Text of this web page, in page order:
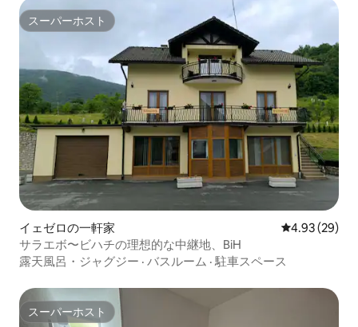
スーパーホスト
スーパーホスト
イェゼロの一軒家 レビュー29
4.93 (29)
サラエボ〜ビハチの理想的な中継地、BiH
露天風呂・ジャグジー · バスルーム ·駐車スペース
スーパーホスト
スーパーホスト